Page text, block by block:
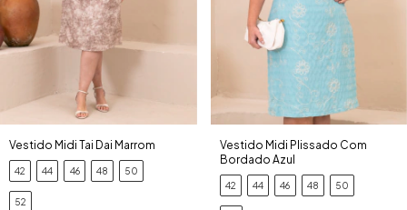
Vestido Midi Tai Dai Marrom
42 44 46 48 50
52
Vestido Midi Plissado Com
Bordado Azul
42 44 46 48 50